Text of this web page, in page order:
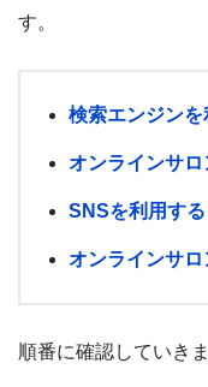
す。
検索エンジンを
オンラインサ
SNSを利用する
オンラインサ
順番に確認していき